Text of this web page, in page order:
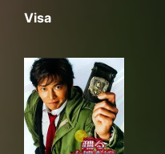
Visa